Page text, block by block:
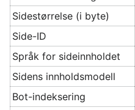
Sidestørrelse (i byte)
Side-ID
Språk for sideinnholdet
Sidens innholdsmodell
Bot-indeksering